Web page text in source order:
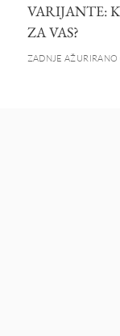
VARIJANTE:
ZA VAS?
ZADNJE AŽURIRANO